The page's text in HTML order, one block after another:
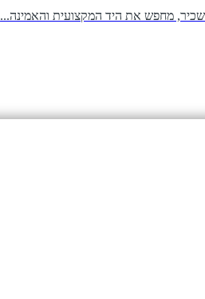
מחפש את היד המקצועית והאמינה...